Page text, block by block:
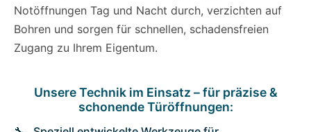
Notöffnungen Tag und Nacht durch, verzichten auf
Bohren und sorgen für schnellen, schadensfreien
Zugang zu Ihrem Eigentum.
Unsere Technik im Einsatz – für präzise &
schonende Türöffnungen: